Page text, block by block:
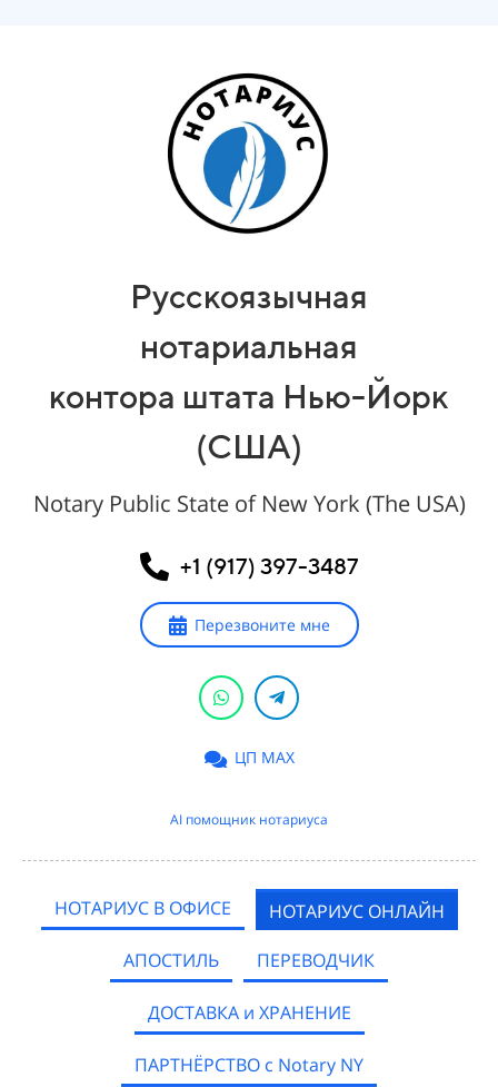
Русскоязычная
нотариальная
контора штата Нью-Йорк
(США)
Notary Public State of New York (The USA)
+1 (917) 397-3487
Перезвоните мне
ЦП MAX
AI помощник нотариуса
НОТАРИУС В ОФИСЕ
НОТАРИУС ОНЛАЙН
АПОСТИЛЬ
ПЕРЕВОДЧИК
ДОСТАВКА и ХРАНЕНИЕ
ПАРТНЁРСТВО с Notary NY